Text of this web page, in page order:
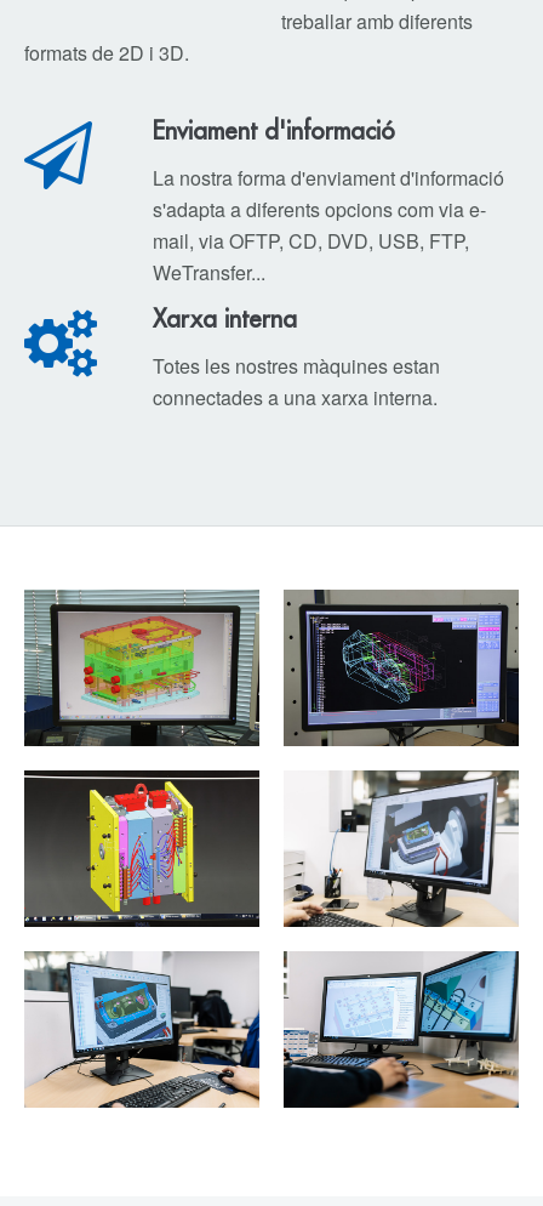
treballar amb diferents
formats de 2D i 3D.
Enviament d'informació
La nostra forma d'enviament d'informació
s'adapta a diferents opcions com via e-
mail, via OFTP, CD, DVD, USB, FTP,
WeTransfer...
Xarxa interna
Totes les nostres màquines estan
connectades a una xarxa interna.